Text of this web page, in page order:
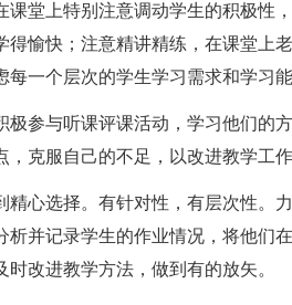
课堂上特别注意调动学生的积极性
得愉快；注意精讲精练，在课堂上
一个层次的学生学习需求和学习
参与听课评课活动，学习他们的
克服自己的不足，以改进教学工作
选择。有针对性，有层次性。力
并记录学生的作业情况，将他们
改进教学方法，做到有的放矢。